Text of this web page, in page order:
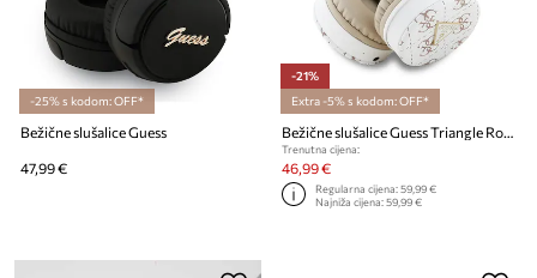
-25% s kodom: OFF*
Bežične slušalice Guess
47,99 €
-21%
Extra -5% s kodom: OFF*
Trenutna cijena:
46,99 €
Regularna cijena:59,99 €
Najniža cijena:59,99 €